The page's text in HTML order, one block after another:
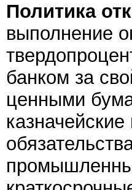
Политика
выполнение
банком за
ценными